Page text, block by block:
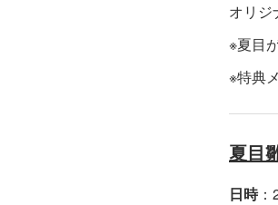
オリジ
※夏目
※特典
夏目
日時：